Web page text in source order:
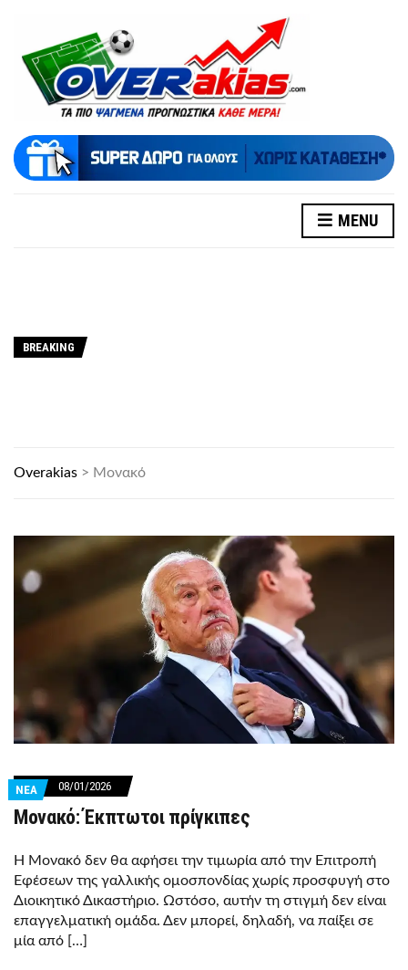
MENU
BREAKING
Overakias > Μονακό
ΝΕΑ 08/01/2026
Μονακό: Έκπτωτοι πρίγκιπες
Η Μονακό δεν θα αφήσει την τιμωρία από την Επιτροπή
Εφέσεων της γαλλικής ομοσπονδίας χωρίς προσφυγή στο
Διοικητικό Δικαστήριο. Ωστόσο, αυτήν τη στιγμή δεν είναι
επαγγελματική ομάδα. Δεν μπορεί, δηλαδή, να παίξει σε
μία από […]